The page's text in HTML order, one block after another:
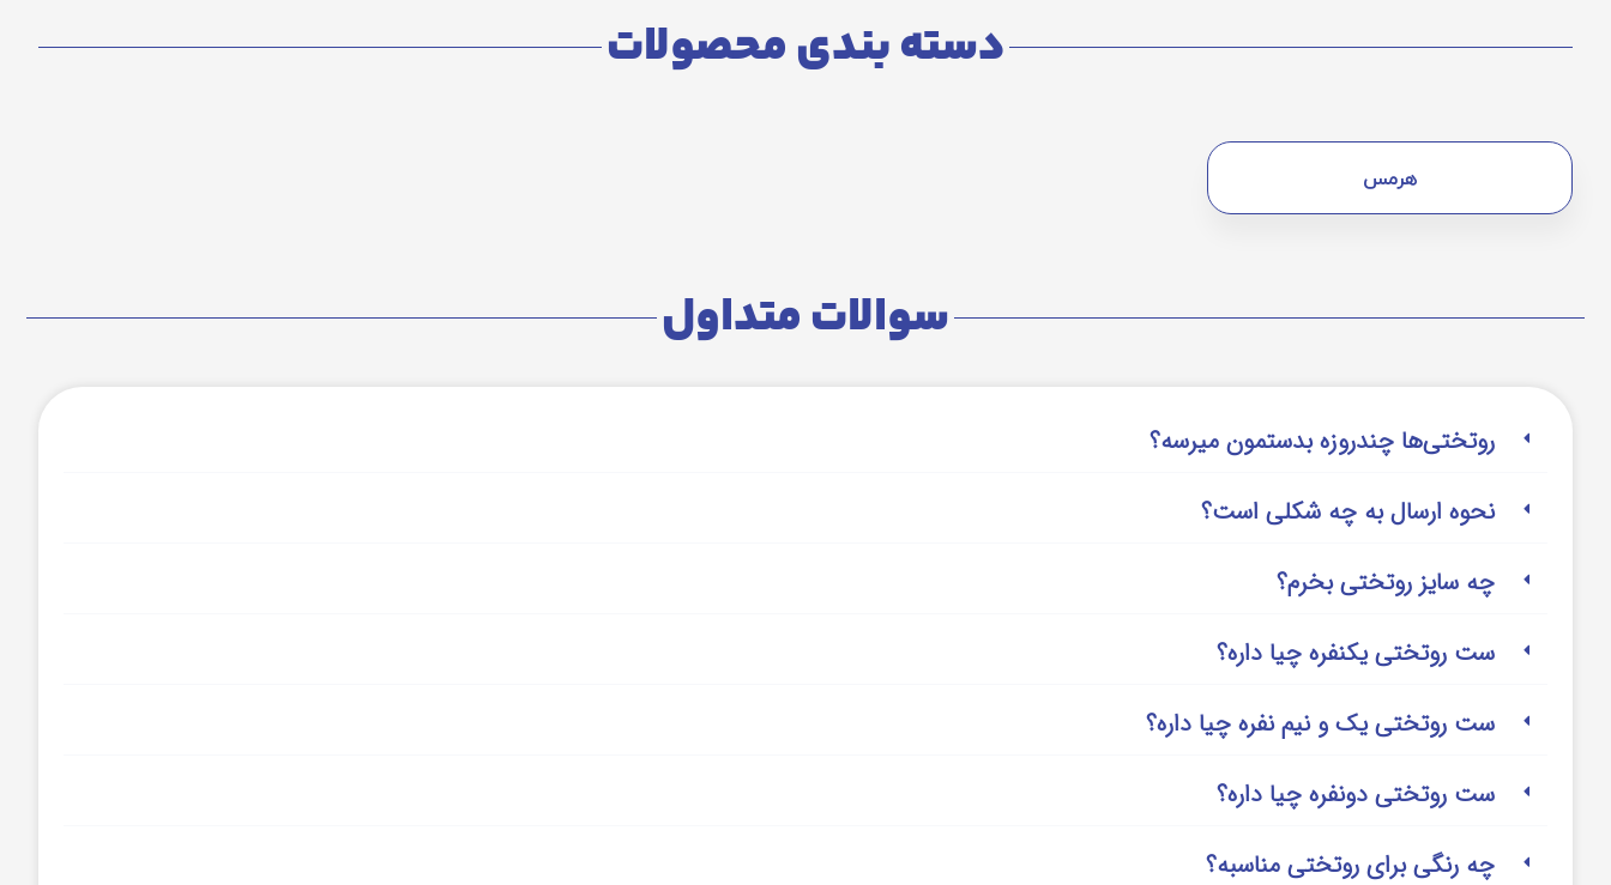
دسته بندی محصولات
هرمس
سوالات متداول
روتختی‌‌ها چندروزه بدستمون میرسه؟
نحوه ارسال به چه شکلی است؟
چه سایز روتختی بخرم؟
ست روتختی یکنفره چیا داره؟
ست روتختی یک و نیم نفره چیا داره؟
ست روتختی دونفره چیا داره؟
چه رنگی برای روتختی مناسبه؟